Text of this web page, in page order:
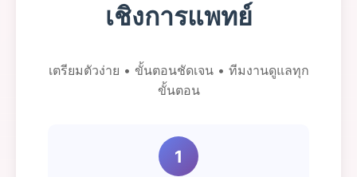
เชิงการแพทย์
เตรียมตัวง่าย • ขั้นตอนชัดเจน • ทีมงานดูแลทุก
ขั้นตอน
1